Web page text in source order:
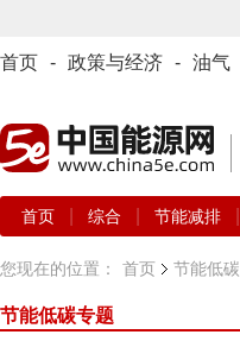
首页 - 政策与经济 - 油气
首页 综合 节能减排
您现在的位置： 首页 节能低碳
节能低碳专题